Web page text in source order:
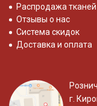
Распродажа тканей
Отзывы о нас
Система скидок
Доставка и оплата
г.